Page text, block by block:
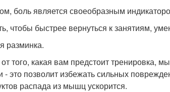
боль является своеобразным
чтобы быстрее вернуться к занятиям,
разминка.
того, какая вам предстоит тренировка,
- это позволит избежать сильных
распада из мышц ускорится.